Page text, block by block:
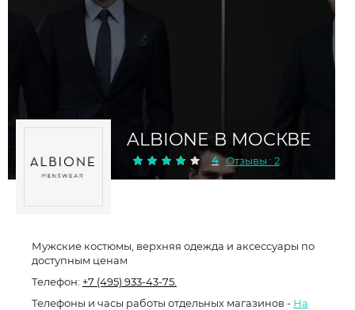
ALBIONE В МОСКВЕ
4 Отзывы : 2
Мужские костюмы, верхняя одежда и аксессуары по
доступным ценам
Телефон: +7 (495) 933-43-75.
Телефоны и часы работы отдельных магазинов - На